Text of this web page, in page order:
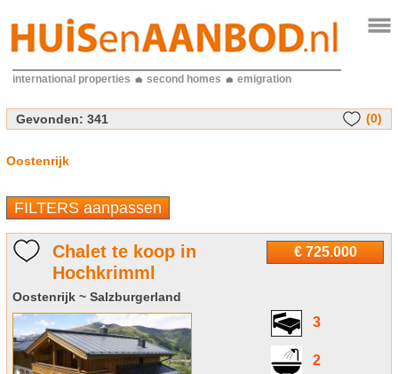
international properties second homes emigration
Gevonden: 341 (0)
Oostenrijk
FILTERS aanpassen
€ 725.000
Chalet te koop in
Hochkrimml
Oostenrijk ~ Salzburgerland
3
2